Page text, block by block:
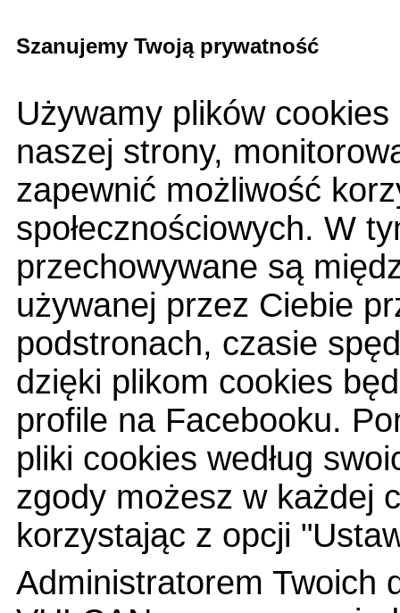
Szanujemy Twoją prywatność
Używamy plików
naszej strony,
zapewnić możliwość
społecznościowych. W
przechowywane są
używanej przez Ciebie
podstronach, czasie
dzięki plikom cookies
profile na Facebooku.
pliki cookies według
zgody możesz w każdej
korzystając z opcji
Administratorem Twoich